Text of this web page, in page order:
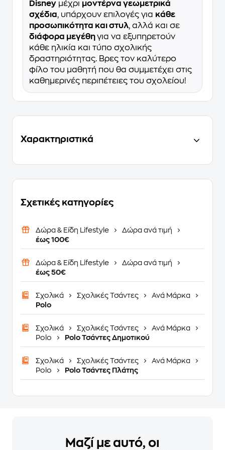
Disney μέχρι μοντέρνα γεωμετρικά
σχέδια, υπάρχουν επιλογές για κάθε
προσωπικότητα και στυλ, αλλά και σε
διάφορα μεγέθηγια να εξυπηρετούν
κάθε ηλικία και τύπο σχολικής
δραστηριότητας. Βρες τον καλύτερο
φίλο του μαθητή που θα συμμετέχει στις
καθημερινές περιπέτειες του σχολείου!
Χαρακτηριστικά
Σχετικές κατηγορίες
Δώρα & Είδη Lifestyle
Δώρα ανά τιμή
έως 100€
Δώρα & Είδη Lifestyle
Δώρα ανά τιμή
έως 50€
Σχολικά Σχολικές Τσάντες
Ανά Μάρκα
Polo
Σχολικά Σχολικές Τσάντες
Ανά Μάρκα
Polo
Polo Τσάντες Δημοτικού
Σχολικά Σχολικές Τσάντες
Ανά Μάρκα
Polo
Polo Τσάντες Πλάτης
Μαζί με αυτό, οι